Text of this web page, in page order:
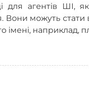
для агентів ШІ,
Вони можуть стати
імені, наприклад,